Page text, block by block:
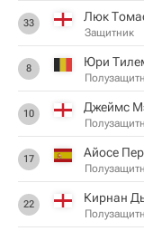
33 Люк
Защитник
8 Юри
10 Джеймс
17 Айосе
22 Кирнан